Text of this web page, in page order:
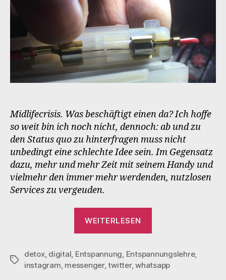
Midlifecrisis. Was beschäftigt einen da? Ich hoffe
so weit bin ich noch nicht, dennoch: ab und zu
den Status quo zu hinterfragen muss nicht
unbedingt eine schlechte Idee sein. Im Gegensatz
dazu, mehr und mehr Zeit mit seinem Handy und
vielmehr den immer mehr werdenden, nutzlosen
Services zu vergeuden.
WEITERLESEN
Schlagwörter
detox, digital, Entspannung, Entspannungslehre,
instagram, messenger,twitter,whatsapp